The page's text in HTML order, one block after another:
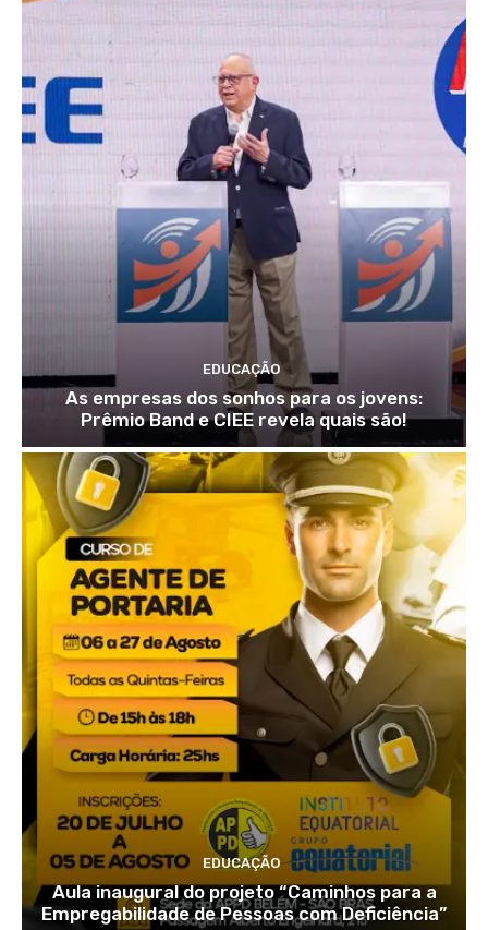
EDUCAÇÃO
As empresas dos sonhos para os jovens:
Prêmio Band e CIEE revela quais são!
EDUCAÇÃO
Aula inaugural do projeto “Caminhos para a
Empregabilidade de Pessoas com Deficiência”